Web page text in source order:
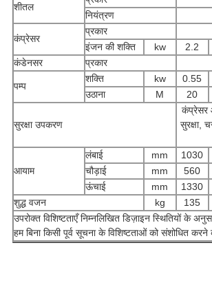
शीतल
नियंत्रण
कंप्रेसर
प्रकार
इंजन की शक्ति
kw 2.2
कंडेनसर
प्रकार
पम्प
शक्ति kw 0.55
उठाना
M 20
सुरक्षा उपकरण
कंप्रेसर
सुरक्षा,
आयाम
लंबाई mm 1030
चौड़ाई
mm 560
ऊंचाई
mm 1330
शुद्ध वजन
kg 135
उपरोक्त विशिष्टताएँ निम्नलिखित डिज़ाइन स्थितियों
हम बिना किसी पूर्व सूचना के विशिष्टताओं को संशोधित